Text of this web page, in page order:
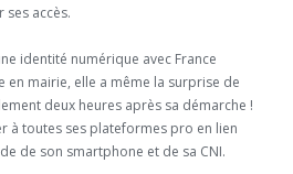
ses accès.
identité numérique avec France
en mairie, elle a même la surprise de
deux heures après sa démarche !
à toutes ses plateformes pro en lien
de son smartphone et de sa CNI.